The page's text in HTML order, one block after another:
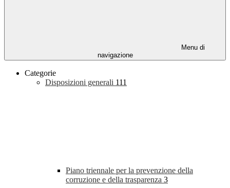
Menu di
navigazione
Categorie
Disposizioni generali 111
Piano triennale per la prevenzione della
corruzione e della trasparenza 3